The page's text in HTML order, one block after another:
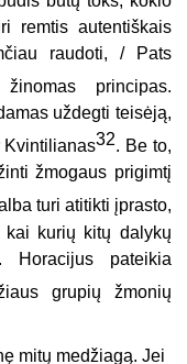
remtis autentiškais
raudoti, / Pats
principas.
uždegti teisėją,
Kvintilianas32. Be to,
žmogaus prigimtį
turi atitikti įprasto,
kai kurių kitų dalykų
Horacijus pateikia
grupių žmonių
mitų medžiagą. Jei